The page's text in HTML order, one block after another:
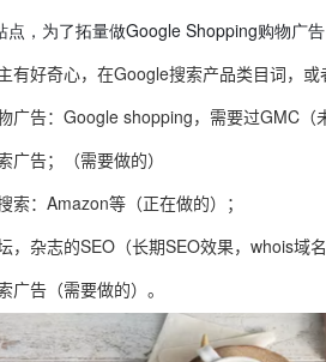
点，为了拓量做Google Shopping购物广告
有好奇心，在Google搜索产品类目词，
广告：Google shopping，需要过GMC（
广告；（需要做的）
索：Amazon等（正在做的）；
，杂志的SEO（长期SEO效果，whois域
广告（需要做的）。